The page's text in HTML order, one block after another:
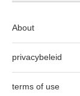
About
privacybeleid
terms of use